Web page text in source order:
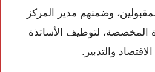
وضمنهم مدير المركز
المخصصة، لتوظيف الأساتذة
والتدبير.